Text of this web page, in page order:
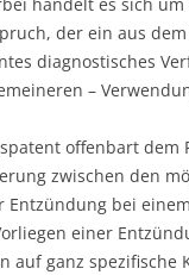
der ein aus
diagnostisches
–
offenbart dem
zwischen den
Entzündung bei
einer
auf ganz spezifische